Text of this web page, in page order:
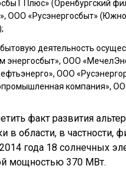
Плюс» (Оренбургский
ООО «Русэнергосбыт»
деятельность
энергосбыт», ООО
ООО
компания»,
факт развития
в области, в
года 18 солнечных
мощностью 370 МВт.